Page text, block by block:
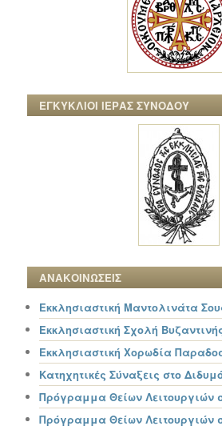
ΕΓΚΥΚΛΙΟΙ ΙΕΡΑΣ ΣΥΝΟΔΟΥ
ΑΝΑΚΟΙΝΩΣΕΙΣ
Εκκλησιαστική Μαντολινάτα
Εκκλησιαστική Σχολή
Εκκλησιαστική Χορωδία
Κατηχητικές Σύναξεις στο
Πρόγραμμα Θείων Λειτουργιών
Πρόγραμμα Θείων Λειτουργιών